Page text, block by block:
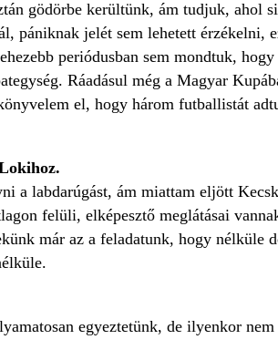
gödörbe kerültünk, ám tudjuk, ahol
jelét sem lehetett érzékelni,
periódusban sem mondtuk,
Ráadásul még a Magyar
el, hogy három futballistát
a labdarúgást, ám miattam eljött
felüli, elképesztő meglátásai
már az a feladatunk, hogy nélküle
egyeztetünk, de ilyenkor